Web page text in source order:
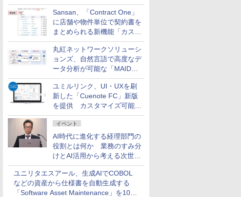
Sansan、「Contract One」
に店舗や物件単位で契約書を
まとめられる新機能「カスタ
ム契約ツリー」を追加
丸紅ネットワークソリューシ
ョンズ、自然言語で高度なデ
ータ分析が可能な「MAIDOA
AI ASSIST」を9月より提供
ユミルリンク、UI・UXを刷
新した「Cuenote FC」新版
を提供 カスタマイズ可能な
ダッシュボード画面を搭載
イベント
AI時代に進化する経理部門の
役割とは何か 業務のすみ分
けとAI活用から考える次世代
ファイナンス戦略
ユニリタエスアール、生成AIでCOBOL
などの資産から仕様書を自動生成する
「Software Asset Maintenance」を10月